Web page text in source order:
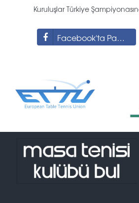
Kuruluşlar Türkiye
Facebook'ta Paylaş